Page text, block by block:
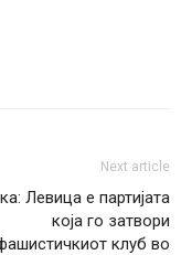
Next article
Левица е партијата
која го затвори
клуб во